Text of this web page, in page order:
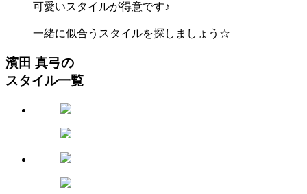
可愛いスタイルが得意です♪
一緒に似合うスタイルを探しましょう☆
濱田 真弓の
スタイル一覧